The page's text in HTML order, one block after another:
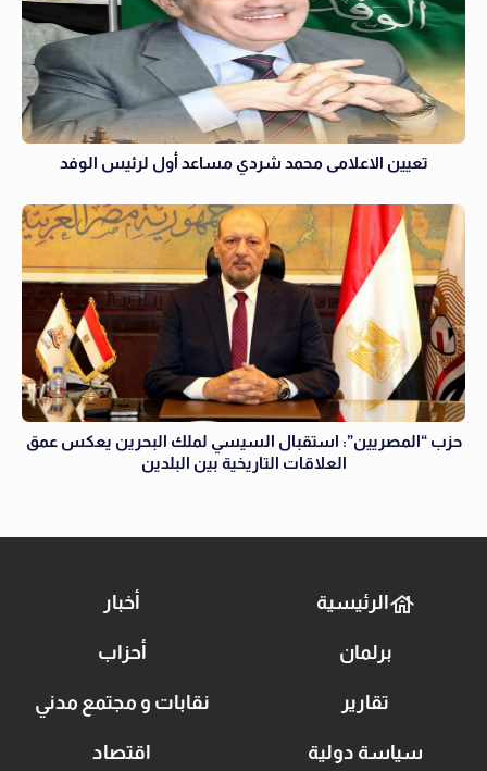
تعيين الاعلامى محمد شردي مساعد أول لرئيس الوفد
حزب “المصريين”: استقبال السيسي لملك البحرين يعكس عمق
العلاقات التاريخية بين البلدين
الرئيسية أخبار
برلمان أحزاب
تقارير نقابات و مجتمع مدني
سياسة دولية اقتصاد